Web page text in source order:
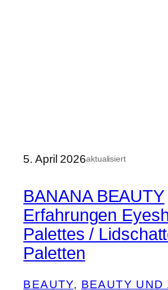
5. April 2026aktualisiert
BANANA BEAUTY
Erfahrungen
Palettes /
Paletten
BEAUTY, BEAUTY UND